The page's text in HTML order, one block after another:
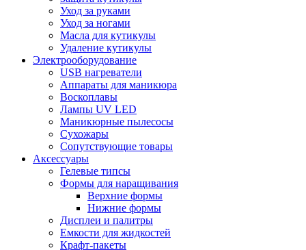
Уход за руками
Уход за ногами
Масла для кутикулы
Удаление кутикулы
Электрооборудование
USB нагреватели
Аппараты для маникюра
Воскоплавы
Лампы UV LED
Маникюрные пылесосы
Сухожары
Сопутствующие товары
Аксессуары
Гелевые типсы
Формы для наращивания
Верхние формы
Нижние формы
Дисплеи и палитры
Емкости для жидкостей
Крафт-пакеты